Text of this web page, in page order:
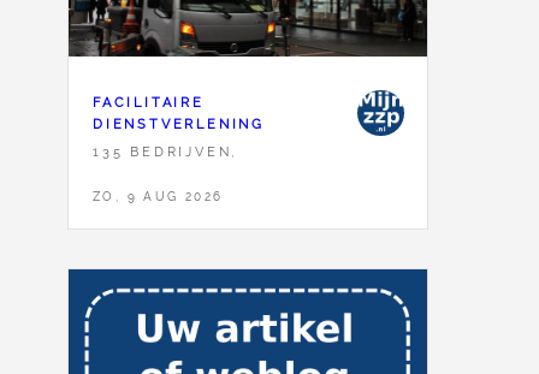
FACILITAIRE
DIENSTVERLENING
135 BEDRIJVEN,
ZO, 9 AUG 2026